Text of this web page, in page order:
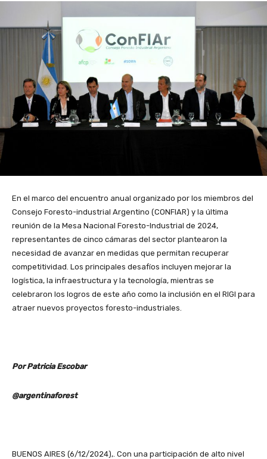
En el marco del encuentro anual organizado por los miembros del
Consejo Foresto-industrial Argentino (CONFIAR) y la última
reunión de la Mesa Nacional Foresto-Industrial de 2024,
representantes de cinco cámaras del sector plantearon la
necesidad de avanzar en medidas que permitan recuperar
competitividad. Los principales desafíos incluyen mejorar la
logística, la infraestructura y la tecnología, mientras se
celebraron los logros de este año como la inclusión en el RIGI para
atraer nuevos proyectos foresto-industriales.
Por Patricia Escobar
@argentinaforest
BUENOS AIRES (6/12/2024),. Con una participación de alto nivel